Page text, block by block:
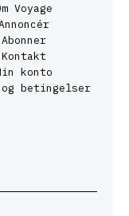
Voyage
Abonner
Kontakt
konto
betingelser